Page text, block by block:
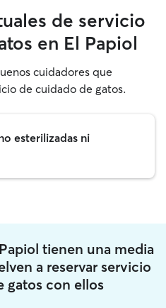
de servicio
en El Papiol
cuidadores que
de cuidado de gatos.
esterilizadas ni
tienen una media
a reservar servicio
gatos con ellos